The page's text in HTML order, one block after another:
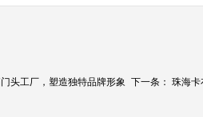
头工厂，塑造独特品牌形象 下一条： 珠海